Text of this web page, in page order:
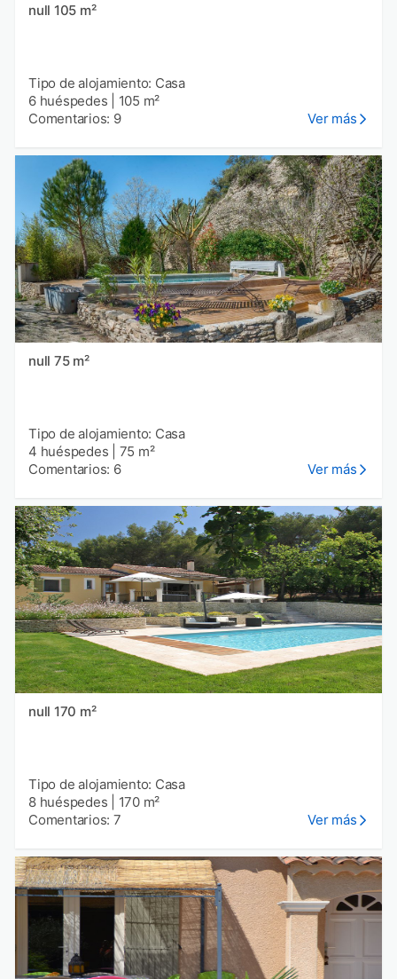
null 105 m²
Tipo de alojamiento: Casa
6 huéspedes
105 m²
Comentarios: 9
Ver más
null 75 m²
Tipo de alojamiento: Casa
4 huéspedes
75 m²
Comentarios: 6
Ver más
null 170 m²
Tipo de alojamiento: Casa
8 huéspedes
170 m²
Comentarios: 7
Ver más